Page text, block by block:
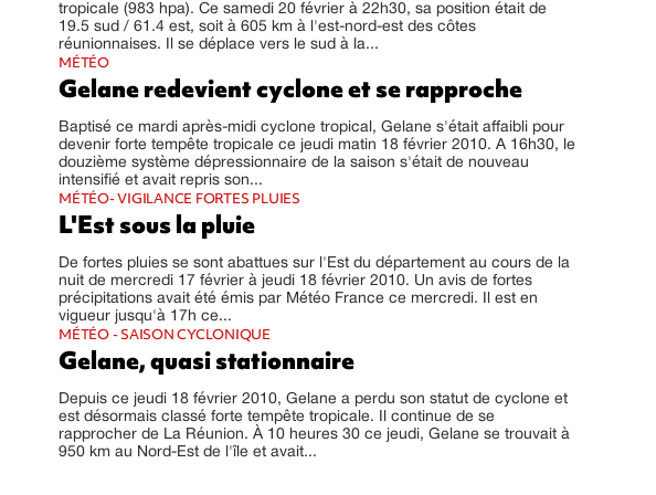
tropicale (983 hpa). Ce samedi 20 février à 22h30, sa position était de
19.5 sud / 61.4 est, soit à 605 km à l'est-nord-est des côtes
réunionnaises. Il se déplace vers le sud à la...
MÉTÉO
Gelane redevient cyclone et se rapproche
Baptisé ce mardi après-midi cyclone tropical, Gelane s'était affaibli pour
devenir forte tempête tropicale ce jeudi matin 18 février 2010. A 16h30, le
douzième système dépressionnaire de la saison s'était de nouveau
intensifié et avait repris son...
MÉTÉO- VIGILANCE FORTES PLUIES
L'Est sous la pluie
De fortes pluies se sont abattues sur l'Est du département au cours de la
nuit de mercredi 17 février à jeudi 18 février 2010. Un avis de fortes
précipitations avait été émis par Météo France ce mercredi. Il est en
vigueur jusqu'à 17h ce...
MÉTÉO - SAISON CYCLONIQUE
Gelane, quasi stationnaire
Depuis ce jeudi 18 février 2010, Gelane a perdu son statut de cyclone et
est désormais classé forte tempête tropicale. Il continue de se
rapprocher de La Réunion. À 10 heures 30 ce jeudi, Gelane se trouvait à
950 km au Nord-Est de l'île et avait...